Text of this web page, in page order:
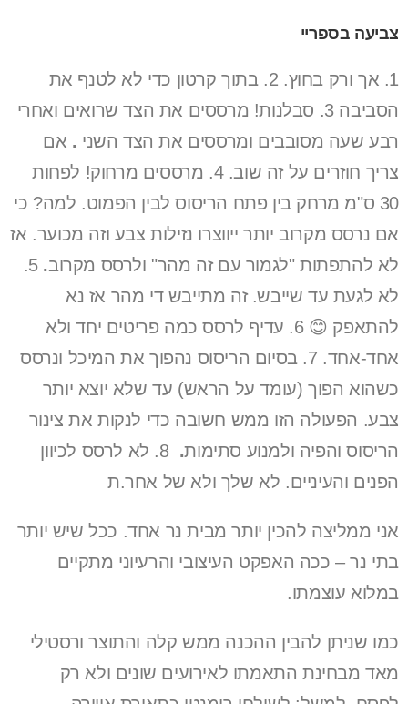
צביעה בספריי
1. אך ורק בחוץ. 2. בתוך קרטון כדי לא לטנף את
הסביבה 3. סבלנות! מרססים את הצד שרואים ואחרי
רבע שעה מסובבים ומרססים את הצד השני . אם
צריך חוזרים על זה שוב. 4. מרססים מרחוק! לפחות
30 ס"מ מרחק בין פתח הריסוס לבין הפמוט. למה? כי
אם נרסס מקרוב יותר ייווצרו נזילות צבע וזה מכוער. אז
לא להתפתות "לגמור עם זה מהר" ולרסס מקרוב.
5.
לא לגעת עד שייבש. זה מתייבש די מהר אז נא
להתאפק 😊 6. עדיף לרסס כמה פריטים יחד ולא
אחד-אחד. 7. בסיום הריסוס נהפוך את המיכל ונרסס
כשהוא הפוך (עומד על הראש) עד שלא יוצא יותר
צבע. הפעולה הזו ממש חשובה כדי לנקות את צינור
הריסוס והפיה ולמנוע סתימות.
8. לא לרסס לכיוון
הפנים והעיניים. לא שלך ולא של אחר.ת
אני ממליצה להכין יותר מבית נר אחד. ככל שיש יותר
בתי נר – ככה האפקט העיצובי והרעיוני מתקיים
במלוא עוצמתו.
כמו שניתן להבין ההכנה ממש קלה והתוצר ורסטילי
מאד מבחינת התאמתו לאירועים שונים ולא רק